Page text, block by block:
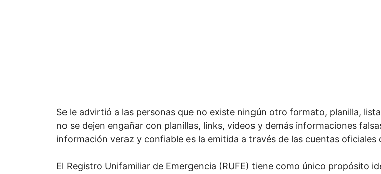
Se le advirtió a las personas que no existe ningún otro formato, planilla,
no se dejen engañar con planillas, links, videos y demás informaciones
información veraz y confiable es la emitida a través de las cuentas oficiales
El Registro Unifamiliar de Emergencia (RUFE) tiene como único propósito